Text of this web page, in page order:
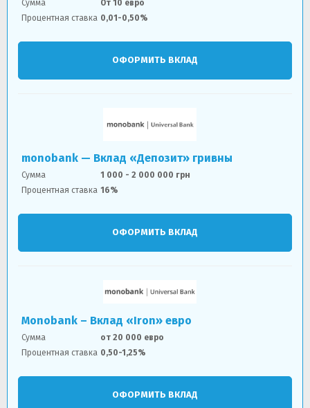
Сумма
От 10 евро
Процентная ставка 0,01-0,50%
ОФОРМИТЬ ВКЛАД
monobank — Вклад «Депозит» гривны
Сумма
1 000 - 2 000 000 грн
Процентная ставка 16%
ОФОРМИТЬ ВКЛАД
Monobank – Вклад «Iron» евро
Сумма
от 20 000 евро
Процентная ставка 0,50-1,25%
ОФОРМИТЬ ВКЛАД